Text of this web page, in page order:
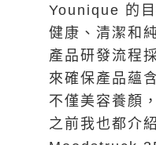
Younique 的
健康、清潔和
產品研發流程
來確保產品蘊
不僅美容養顏
之前我也都介